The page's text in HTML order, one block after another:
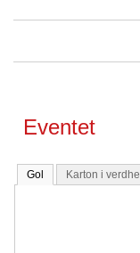
Eventet
Gol Karton i verdhe